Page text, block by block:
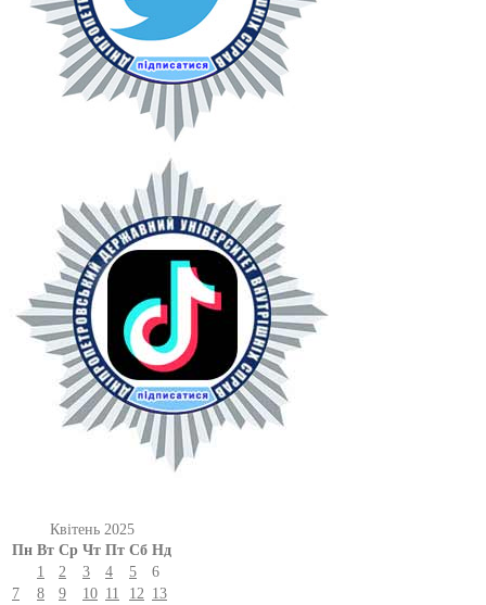
Квітень 2025
Пн Вт Ср Чт Пт Сб Нд
1
2 3 4 5
6
7
8 9 10 11 12 13